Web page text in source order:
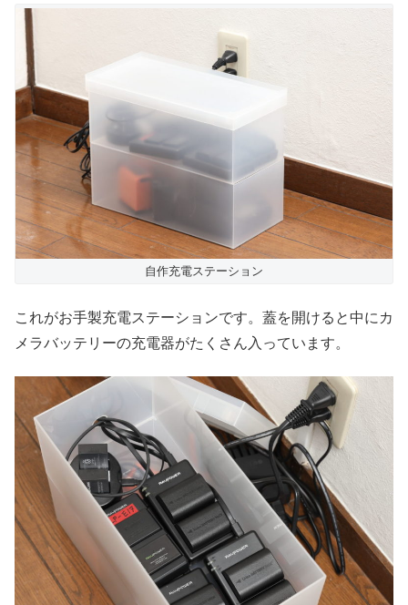
自作充電ステーション
これがお手製充電ステーションです。蓋を開けると中にカ
メラバッテリーの充電器がたくさん入っています。